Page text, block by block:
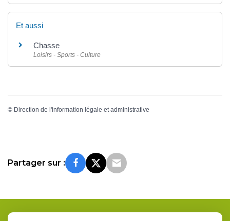
Et aussi
Chasse
Loisirs - Sports - Culture
© Direction de l'information légale et administrative
Partager sur :